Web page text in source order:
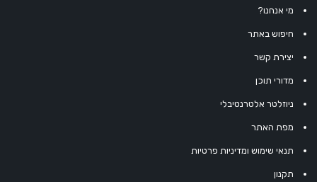
מי אנחנו?
חיפוש באתר
יצירת קשר
מדורי תוכן
ניוזלטר אלטרנטיבלי
מפת האתר
תנאי שימוש ומדיניות פרטיות
תקנון